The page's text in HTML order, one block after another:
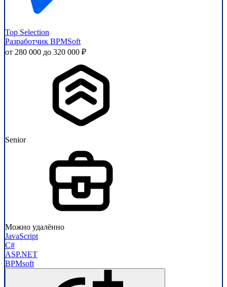
Top Selection
Разработчик BPMSoft
от 280 000 до 320 000 ₽
Senior
Можно удалённо
JavaScript
C#
ASP.NET
BPMsoft